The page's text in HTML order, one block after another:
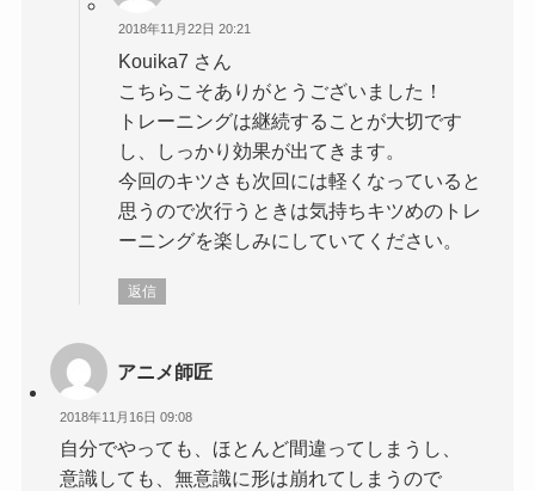
2018年11月22日 20:21
Kouika7 さん
こちらこそありがとうございました！
トレーニングは継続することが大切です
し、しっかり効果が出てきます。
今回のキツさも次回には軽くなっていると
思うので次行うときは気持ちキツめのトレ
ーニングを楽しみにしていてください。
返信
アニメ師匠
2018年11月16日 09:08
自分でやっても、ほとんど間違ってしまうし、
意識しても、無意識に形は崩れてしまうので